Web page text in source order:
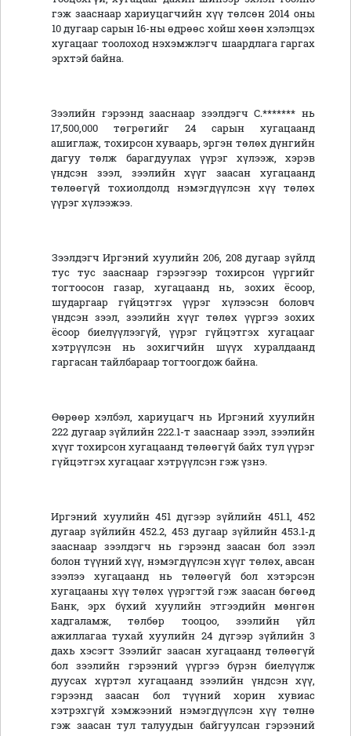
гэж зааснаар хариуцагчийн хүү төлсөн 2014 оны
10 дугаар сарын 16-ны өдрөөс хойш хөөн хэлэлцэх
хугацааг тоолоход нэхэмжлэгч шаардлага гаргах
эрхтэй байна.
Зээлийн гэрээнд зааснаар зээлдэгч С.******* нь
17,500,000 төгрөгийг 24 сарын хугацаанд
ашиглаж, тохирсон хуваарь, эргэн төлөх дүнгийн
дагуу төлж барагдуулах үүрэг хүлээж, хэрэв
үндсэн зээл, зээлийн хүүг заасан хугацаанд
төлөөгүй тохиолдолд нэмэгдүүлсэн хүү төлөх
үүрэг хүлээжээ.
Зээлдэгч Иргэний хуулийн 206, 208 дугаар зүйлд
тус тус зааснаар гэрээгээр тохирсон үүргийг
тогтоосон газар, хугацаанд нь, зохих ёсоор,
шударгаар гүйцэтгэх үүрэг хүлээсэн боловч
үндсэн зээл, зээлийн хүүг төлөх үүргээ зохих
ёсоор биелүүлээгүй, үүрэг гүйцэтгэх хугацааг
хэтрүүлсэн нь зохигчийн шүүх хуралдаанд
гаргасан тайлбараар тогтоогдож байна.
Өөрөөр хэлбэл, хариуцагч нь Иргэний хуулийн
222 дугаар зүйлийн 222.1-т зааснаар зээл, зээлийн
хүүг тохирсон хугацаанд төлөөгүй байх тул үүрэг
гүйцэтгэх хугацааг хэтрүүлсэн гэж үзнэ.
Иргэний хуулийн 451 дүгээр зүйлийн 451.1, 452
дугаар зүйлийн 452.2, 453 дугаар зүйлийн 453.1-д
зааснаар зээлдэгч нь гэрээнд заасан бол зээл
болон түүний хүү, нэмэгдүүлсэн хүүг төлөх, авсан
зээлээ хугацаанд нь төлөөгүй бол хэтэрсэн
хугацааны хүү төлөх үүрэгтэй гэж заасан бөгөөд
Банк, эрх бүхий хуулийн этгээдийн мөнгөн
хадгаламж, төлбөр тооцоо, зээлийн үйл
ажиллагаа тухай хуулийн 24 дүгээр зүйлийн 3
дахь хэсэгт Зээлийг заасан хугацаанд төлөөгүй
бол зээлийн гэрээний үүргээ бүрэн биелүүлж
дуусах хүртэл хугацаанд зээлийн үндсэн хүү,
гэрээнд заасан бол түүний хорин хувиас
хэтрэхгүй хэмжээний нэмэгдүүлсэн хүү төлнө
гэж заасан тул талуудын байгуулсан гэрээний